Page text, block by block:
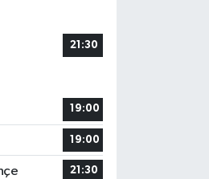
21:30
19:00
19:00
21:30